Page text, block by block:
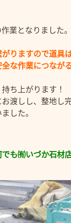
業となりました。
りますので道具
な作業につなが
ち上がります！
渡しし、整地し
した。
も㈲いづか石材